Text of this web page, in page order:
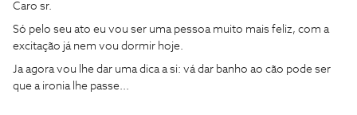
Caro sr.
Só pelo seu ato eu vou ser uma pessoa muito mais feliz, com a
excitação já nem vou dormir hoje.
Ja agora vou lhe dar uma dica a si: vá dar banho ao cão pode ser
que a ironia lhe passe...